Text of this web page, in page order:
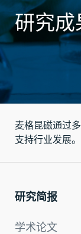
研究
麦格昆磁通过
支持行业发展。
研究简报
学术论文